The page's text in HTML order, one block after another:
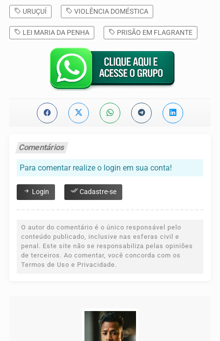
URUÇUÍ VIOLÊNCIA DOMÉSTICA
LEI MARIA DA PENHA PRISÃO EM FLAGRANTE
Comentários
Para comentar realize o login em sua conta!
Login Cadastre-se
O autor do comentário é o único responsável pelo
conteúdo publicado, inclusive nas esferas civil e
penal. Este site não se responsabiliza pelas opiniões
de terceiros. Ao comentar, você concorda com os
Termos de Uso e Privacidade.